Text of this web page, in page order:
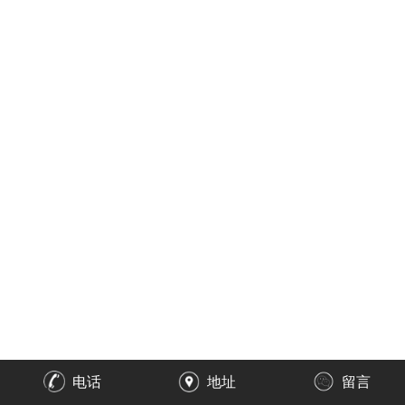
电话 地址 留言